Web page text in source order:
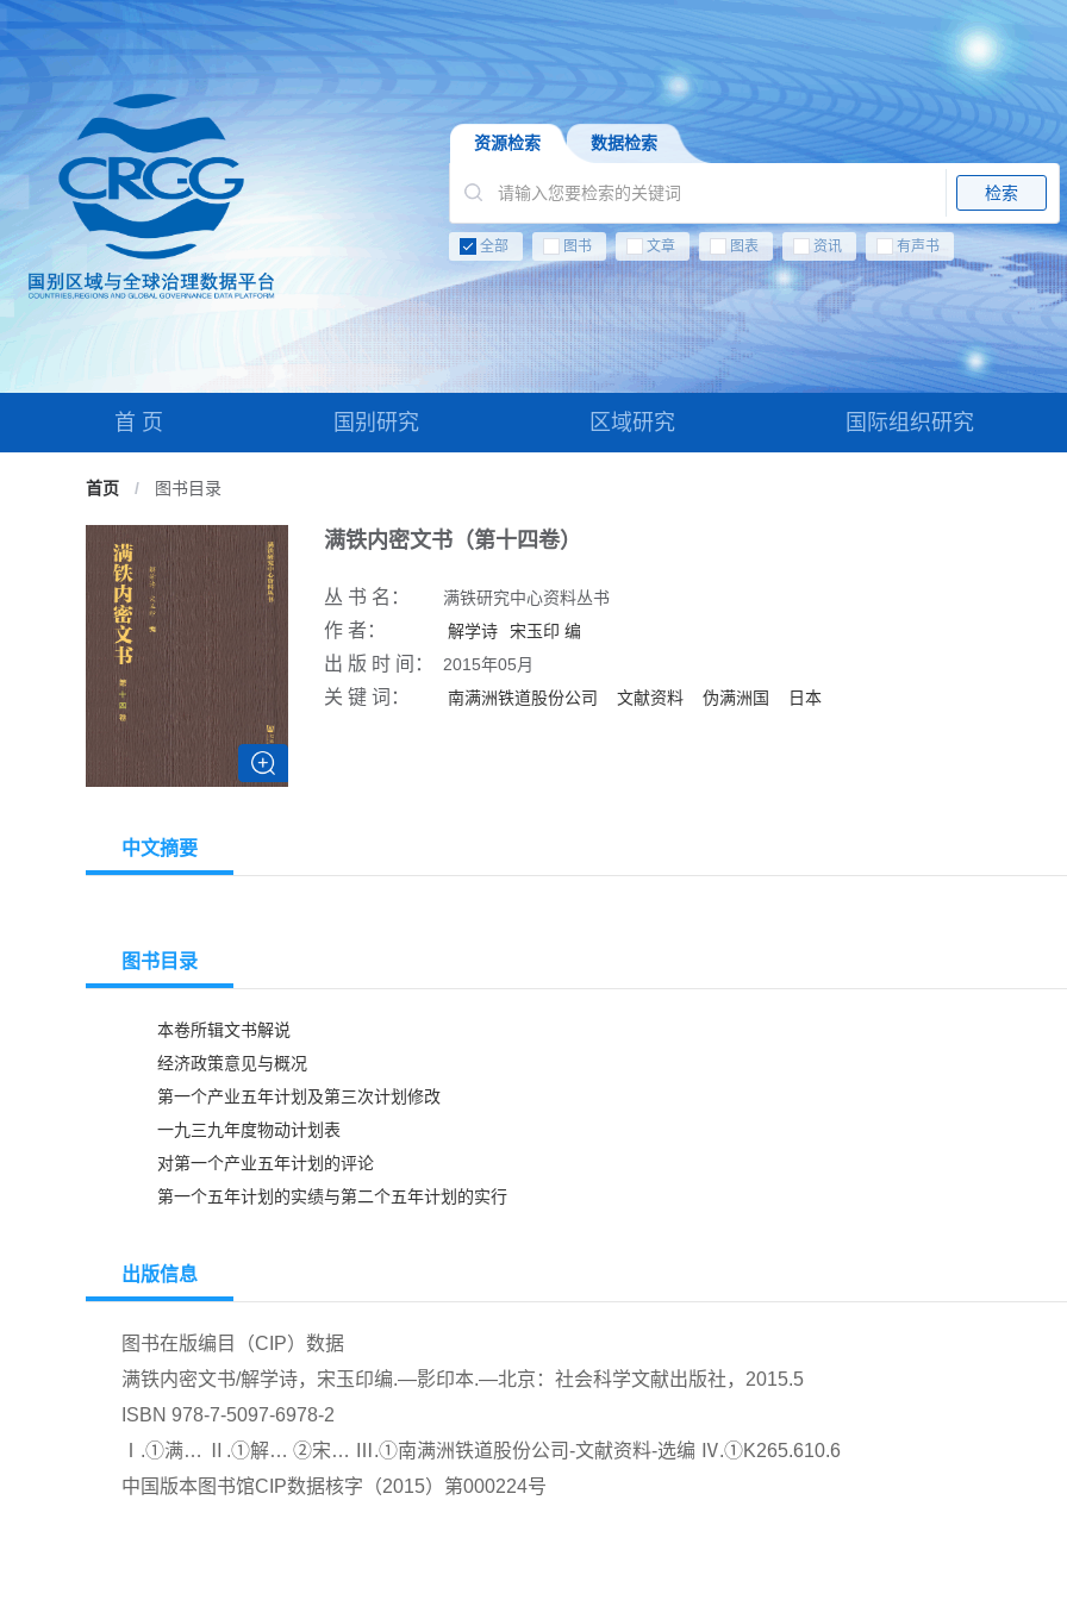
资源检索 数据检索
检索
全部 图书 文章 图表 资讯 有声书
首 页 国别研究 区域研究 国际组织研究
首页 / 图书目录
满铁内密文书（第十四卷）
丛 书 名： 满铁研究中心资料丛书
作 者： 解学诗 宋玉印 编
出 版 时 间： 2015年05月
关 键 词： 南满洲铁道股份公司 文献资料 伪满洲国 日本
中文摘要
图书目录
本卷所辑文书解说
经济政策意见与概况
第一个产业五年计划及第三次计划修改
一九三九年度物动计划表
对第一个产业五年计划的评论
第一个五年计划的实绩与第二个五年计划的实行
出版信息
图书在版编目（CIP）数据
满铁内密文书/解学诗，宋玉印编.—影印本.—北京：社会科学文献出版社，2015.5
ISBN 978-7-5097-6978-2
Ⅰ.①满… Ⅱ.①解… ②宋… Ⅲ.①南满洲铁道股份公司-文献资料-选编 Ⅳ.①K265.610.6
中国版本图书馆CIP数据核字（2015）第000224号